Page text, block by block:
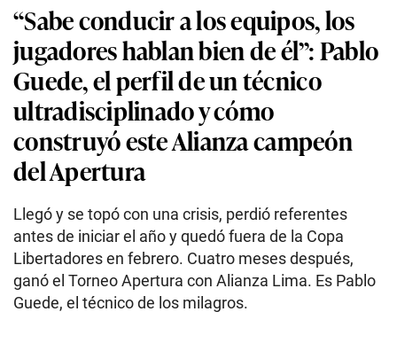
“Sabe conducir a los equipos, los
jugadores hablan bien de él”: Pablo
Guede, el perfil de un técnico
ultradisciplinado y cómo
construyó este Alianza campeón
del Apertura
Llegó y se topó con una crisis, perdió referentes
antes de iniciar el año y quedó fuera de la Copa
Libertadores en febrero. Cuatro meses después,
ganó el Torneo Apertura con Alianza Lima. Es Pablo
Guede, el técnico de los milagros.